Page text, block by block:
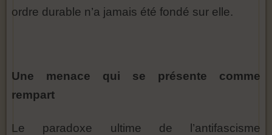
ordre durable n’a jamais été fondé sur elle.
Une menace qui se présente comme
rempart
Le paradoxe ultime de l’antifascisme